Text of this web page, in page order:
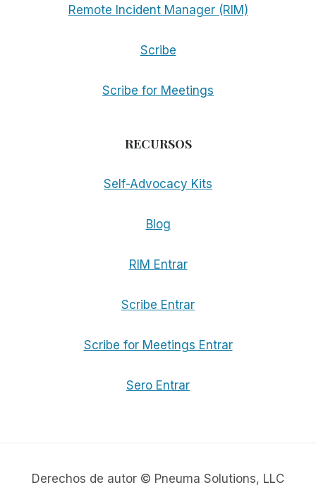
Remote Incident Manager (RIM)
Scribe
Scribe for Meetings
RECURSOS
Self-Advocacy Kits
Blog
RIM Entrar
Scribe Entrar
Scribe for Meetings Entrar
Sero Entrar
Derechos de autor © Pneuma Solutions, LLC